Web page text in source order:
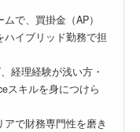
で、買掛金（AP）
イブリッド勤務で担
経理経験が浅い方・
スキルを身につけら
で財務専門性を磨き